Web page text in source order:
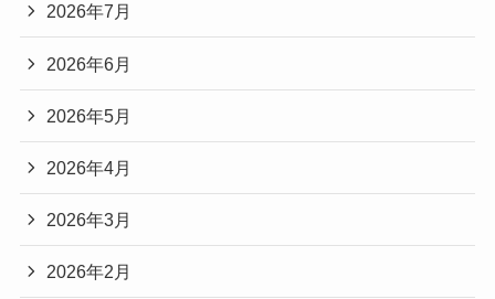
2026年7月
2026年6月
2026年5月
2026年4月
2026年3月
2026年2月